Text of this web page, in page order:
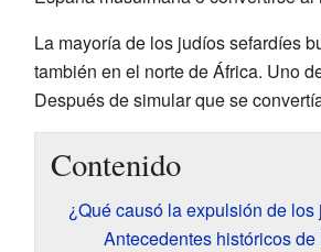
La mayoría de los judíos sefardíes
también en el norte de África. Uno
Después de simular que se
Contenido
¿Qué causó la expulsión de
Antecedentes históricos